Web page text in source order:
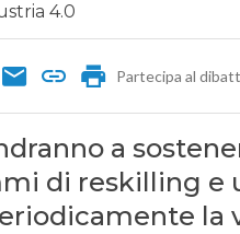
4.0
Partecipa al
a
di reskilling e
la